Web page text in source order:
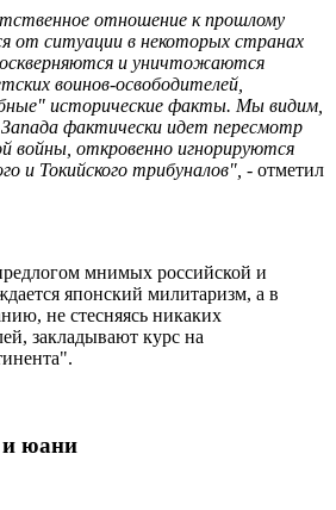
отношение к прошлому
от ситуации в некоторых странах
оскверняются и уничтожаются
воинов-освободителей,
исторические факты. Мы видим,
фактически идет пересмотр
войны, откровенно игнорируются
и Токийского трибуналов", - отметил
мнимых российской и
японский милитаризм, а в
не стесняясь никаких
закладывают курс на
и юани